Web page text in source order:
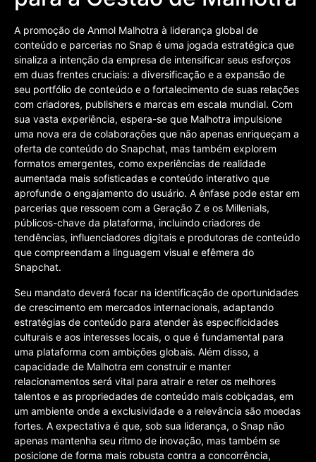
A promoção de Anmol Malhotra à liderança global de
conteúdo e parcerias no Snap é uma jogada estratégica que
sinaliza a intenção da empresa de intensificar seus esforços
em duas frentes cruciais: a diversificação e a expansão de
seu portfólio de conteúdo e o fortalecimento de suas relações
com criadores, publishers e marcas em escala mundial. Com
sua vasta experiência, espera-se que Malhotra impulsione
uma nova era de colaborações que não apenas enriqueçam a
oferta de conteúdo do Snapchat, mas também explorem
formatos emergentes, como experiências de realidade
aumentada mais sofisticadas e conteúdo interativo que
aprofunde o engajamento do usuário. A ênfase pode estar em
parcerias que ressoem com a Geração Z e os Millenials,
públicos-chave da plataforma, incluindo criadores de
tendências, influenciadores digitais e produtoras de conteúdo
que compreendam a linguagem visual e efêmera do
Snapchat.
Seu mandato deverá focar na identificação de oportunidades
de crescimento em mercados internacionais, adaptando
estratégias de conteúdo para atender às especificidades
culturais e aos interesses locais, o que é fundamental para
uma plataforma com ambições globais. Além disso, a
capacidade de Malhotra em construir e manter
relacionamentos será vital para atrair e reter os melhores
talentos e as propriedades de conteúdo mais cobiçadas, em
um ambiente onde a exclusividade e a relevância são moedas
fortes. A expectativa é que, sob sua liderança, o Snap não
apenas mantenha seu ritmo de inovação, mas também se
posicione de forma mais robusta contra a concorrência,